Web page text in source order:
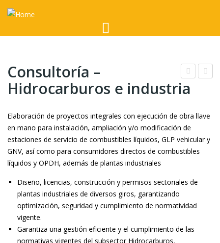
apa
ción
cor
por
ativ
ría
Per
Consultoría –
Hidrocarburos e industria
Elaboración de proyectos integrales con ejecución de obra llave
en mano para instalación, ampliación y/o modificación de
estaciones de servicio de combustibles líquidos, GLP vehicular y
GNV, así como para consumidores directos de combustibles
líquidos y OPDH, además de plantas industriales
Diseño, licencias, construcción y permisos sectoriales de
plantas industriales de diversos giros, garantizando
optimización, seguridad y cumplimiento de normatividad
vigente.
Garantiza una gestión eficiente y el cumplimiento de las
normativas vigentes del subsector Hidrocarburos,